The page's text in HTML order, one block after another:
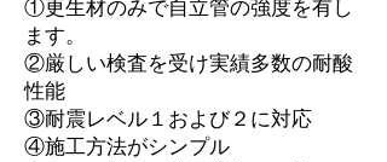
①更生材のみで自立管の強度を有し
ます。
②厳しい検査を受け実績多数の耐酸
性能
③耐震レベル１および２に対応
④施工方法がシンプル